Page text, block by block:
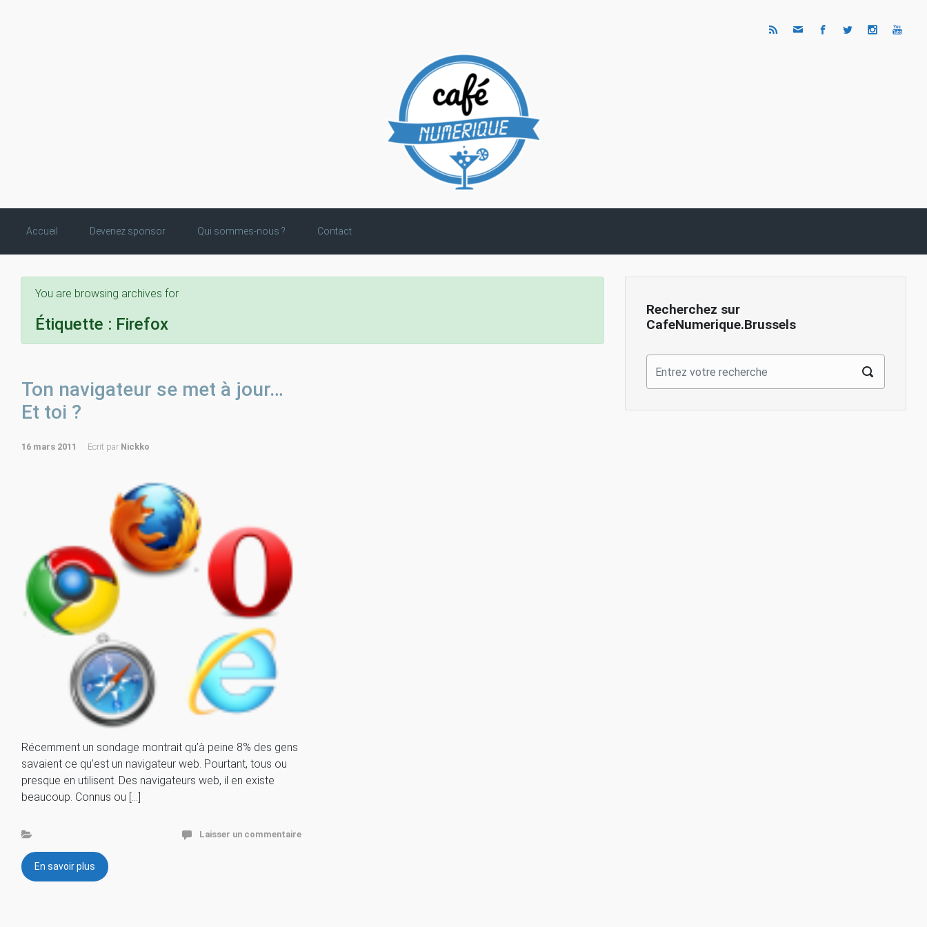
Accueil Devenez sponsor Qui sommes-nous ? Contact
You are browsing archives for
Étiquette : Firefox
Ton navigateur se met à jour…
Et toi ?
16 mars 2011 Ecrit par Nickko
Récemment un sondage montrait qu’à peine 8% des gens
savaient ce qu’est un navigateur web. Pourtant, tous ou
presque en utilisent. Des navigateurs web, il en existe
beaucoup. Connus ou […]
Laisser un commentaire
En savoir plus
Recherchez sur
CafeNumerique.Brussels